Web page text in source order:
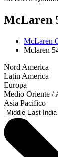
McLaren
McLaren
Mclaren
Nord America
Latin America
Europa
Medio Oriente /
Asia Pacifico